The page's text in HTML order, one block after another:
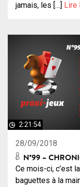
jamais, les […] Lire
2:21:54
28/09/2018
N°99 –
Ce mois-ci, c’est
baguettes à la